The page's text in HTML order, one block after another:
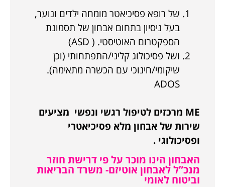
של רופא פסיכיאטר מומחה ילדים ונוער,
בעל ניסיון בתחום אבחון של תסמונת
הספקטרום האוטיסטי. ( ASD)
ושל פסיכולוג קליני/התפתחותי (וכן
שיקומי/חינוכי עם הכשרה מתאימה).
ADOS
ME מרכזים לטיפול רגשי ונפשי מציעים
שירות של אבחון מלא פסיכיאטרי
ופסיכולוגי .
האבחון הינו מוכר על פי דרישת חוזר
מנכ”ל לאבחון אוטיזם- משרד הבריאות
וביטוח לאומי